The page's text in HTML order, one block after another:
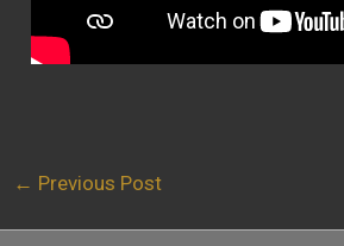
← Previous Post